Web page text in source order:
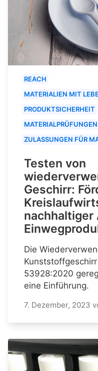
REACH
MATERIALIEN MIT
PRODUKTSICHERHEIT
MATERIALPRÜFUNGEN
ZULASSUNGEN FÜR
Testen von
Geschirr:
nachhaltiger
Die
53928:2020
eine Einführung.
7. Dezember, 2023